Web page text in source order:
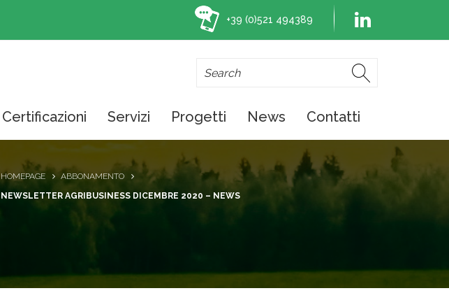
+39 (0)521 494389
Certificazioni Servizi Progetti News Contatti
HOMEPAGE
ABBONAMENTO
NEWSLETTER AGRIBUSINESS DICEMBRE 2020 – NEWS